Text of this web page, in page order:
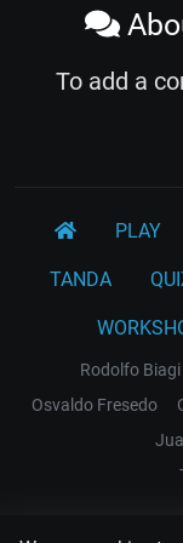
To add a
PLAY
TANDA
Rodolfo Biagi
Osvaldo Fresedo